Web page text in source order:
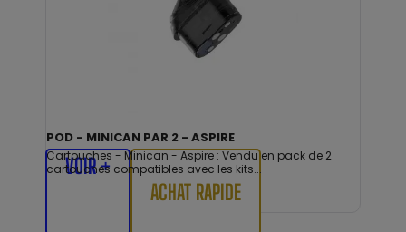
POD - MINICAN PAR 2 - ASPIRE
Cartouches - Minican - Aspire : Vendu en pack de 2
cartouches compatibles avec les kits...
VOIR +
ACHAT RAPIDE